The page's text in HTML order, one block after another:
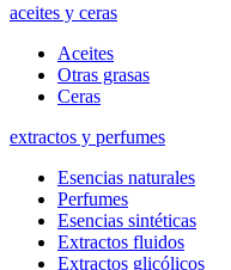
aceites y ceras
Aceites
Otras grasas
Ceras
extractos y perfumes
Esencias naturales
Perfumes
Esencias sintéticas
Extractos fluidos
Extractos glicólicos